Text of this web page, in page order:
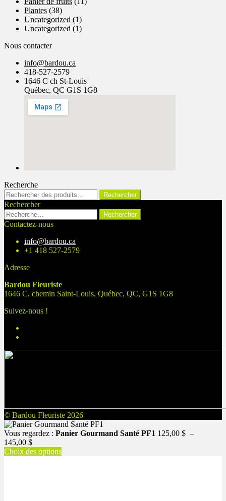
Plantes (38)
Uncategorized (1)
Uncategorized (1)
Nous contacter
info@bardou.ca
418-527-2579
1646 C ch St-Louis
Québec, QC G1S 1G8
Recherche
Rechercher :
Rechercher
Rechercher
Rechercher :
Contactez-nous
info@bardou.ca
+1 418 527-2579
Adresse
Bardou Fleuriste
1646 C, chemin Saint-Louis, Québec, QC, G1S 1G8
Suivez-nous !
© Bardou Fleuriste 2026
Vous regardez : Panier Gourmand Santé PF1 125,00 $ –
145,00 $Plage
de
Choix des options